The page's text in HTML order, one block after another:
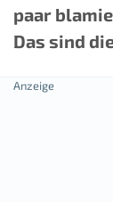
paar
Das sind